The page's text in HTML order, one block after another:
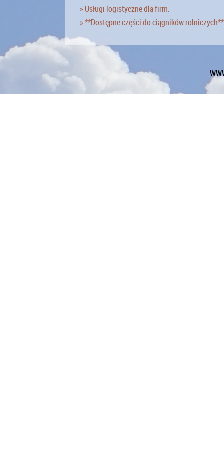
» Usługi logistyczne dla firm.
» **Dostępne części do ciągników rolniczych**